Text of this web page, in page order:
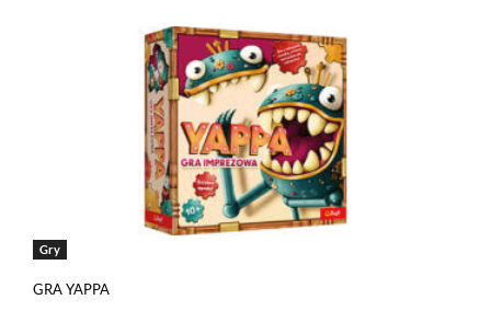
Gry
GRA YAPPA